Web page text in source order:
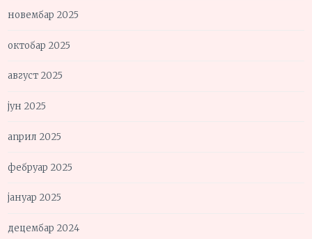
новембар 2025
октобар 2025
август 2025
јун 2025
април 2025
фебруар 2025
јануар 2025
децембар 2024